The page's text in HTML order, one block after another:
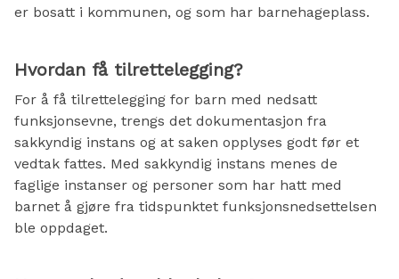
er bosatt i kommunen, og som har barnehageplass.
Hvordan få tilrettelegging?
For å få tilrettelegging for barn med nedsatt
funksjonsevne, trengs det dokumentasjon fra
sakkyndig instans og at saken opplyses godt før et
vedtak fattes. Med sakkyndig instans menes de
faglige instanser og personer som har hatt med
barnet å gjøre fra tidspunktet funksjonsnedsettelsen
ble oppdaget.